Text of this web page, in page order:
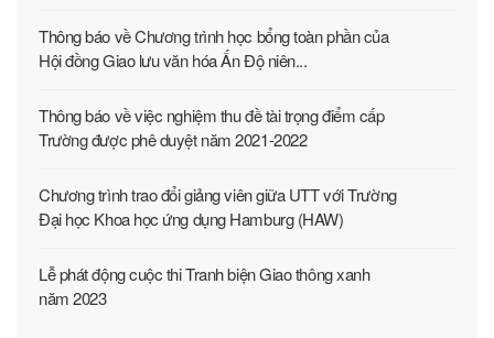
Thông báo về Chương trình học bổng toàn phần của
Hội đồng Giao lưu văn hóa Ấn Độ niên...
Thông báo về việc nghiệm thu đề tài trọng điểm cấp
Trường được phê duyệt năm 2021-2022
Chương trình trao đổi giảng viên giữa UTT với Trường
Đại học Khoa học ứng dụng Hamburg (HAW)
Lễ phát động cuộc thi Tranh biện Giao thông xanh
năm 2023